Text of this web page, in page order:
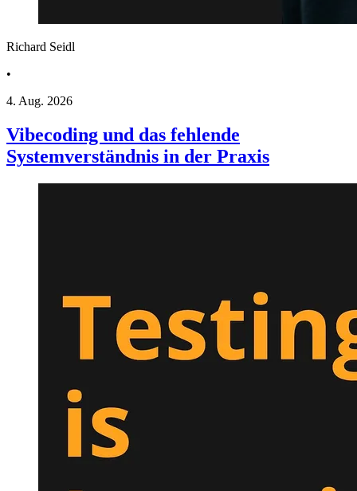
Richard Seidl
•
4. Aug. 2026
Vibecoding und das fehlende
Systemverständnis in der Praxis